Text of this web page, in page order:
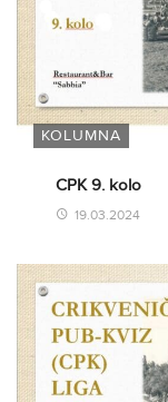
KOLUMNA
CPK 9. kolo
19.03.2024